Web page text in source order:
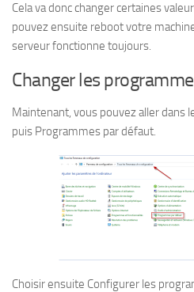
Cela va donc changer certaines
pouvez ensuite reboot votre
serveur fonctionne toujours.
Changer les
Maintenant, vous pouvez aller dans
puis Programmes par défaut.
Choisir ensuite Configurer les